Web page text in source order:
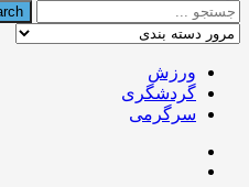
ورزش
گردشگری
سرگرمی